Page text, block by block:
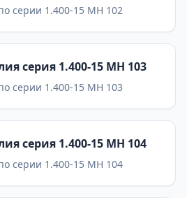
серии 1.400-15 МН 102
серия 1.400-15 МН 103
серии 1.400-15 МН 103
серия 1.400-15 МН 104
серии 1.400-15 МН 104